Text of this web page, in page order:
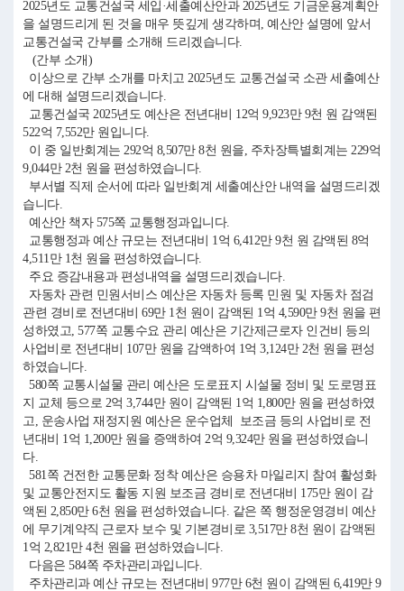
2025년도 교통건설국 세입·세출예산안과 2025년도 기금운용계획안
을 설명드리게 된 것을 매우 뜻깊게 생각하며, 예산안 설명에 앞서
교통건설국 간부를 소개해 드리겠습니다.
(간부 소개)
이상으로 간부 소개를 마치고 2025년도 교통건설국 소관 세출예산
에 대해 설명드리겠습니다.
교통건설국 2025년도 예산은 전년대비 12억 9,923만 9천 원 감액된
522억 7,552만 원입니다.
이 중 일반회계는 292억 8,507만 8천 원을, 주차장특별회계는 229억
9,044만 2천 원을 편성하였습니다.
부서별 직제 순서에 따라 일반회계 세출예산안 내역을 설명드리겠
습니다.
예산안 책자 575쪽 교통행정과입니다.
교통행정과 예산 규모는 전년대비 1억 6,412만 9천 원 감액된 8억
4,511만 1천 원을 편성하였습니다.
주요 증감내용과 편성내역을 설명드리겠습니다.
자동차 관련 민원서비스 예산은 자동차 등록 민원 및 자동차 점검
관련 경비로 전년대비 69만 1천 원이 감액된 1억 4,590만 9천 원을 편
성하였고, 577쪽 교통수요 관리 예산은 기간제근로자 인건비 등의
사업비로 전년대비 107만 원을 감액하여 1억 3,124만 2천 원을 편성
하였습니다.
580쪽 교통시설물 관리 예산은 도로표지 시설물 정비 및 도로명표
지 교체 등으로 2억 3,744만 원이 감액된 1억 1,800만 원을 편성하였
고, 운송사업 재정지원 예산은 운수업체 보조금 등의 사업비로 전
년대비 1억 1,200만 원을 증액하여 2억 9,324만 원을 편성하였습니
다.
581쪽 건전한 교통문화 정착 예산은 승용차 마일리지 참여 활성화
및 교통안전지도 활동 지원 보조금 경비로 전년대비 175만 원이 감
액된 2,850만 6천 원을 편성하였습니다. 같은 쪽 행정운영경비 예산
에 무기계약직 근로자 보수 및 기본경비로 3,517만 8천 원이 감액된
1억 2,821만 4천 원을 편성하였습니다.
다음은 584쪽 주차관리과입니다.
주차관리과 예산 규모는 전년대비 977만 6천 원이 감액된 6,419만 9